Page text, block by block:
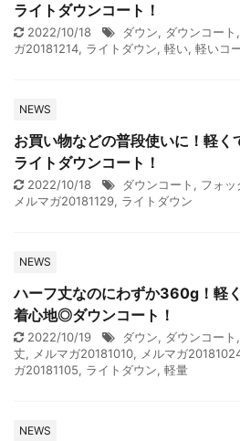
ライトダウンコート！
2022/10/18 ダウン, ダウンコート ,
ガ20181214, ライトダウン, 軽い, 軽いコ
NEWS
お買い物などの普段使いに！軽く
ライトダウンコート！
2022/10/18 ダウンコート , フォッ
メルマガ20181129, ライトダウン
NEWS
ハーフ丈なのにわずか360g！軽
着心地◎ダウンコート！
2022/10/19 ダウン, ダウンコート ,
丈, メルマガ20181010, メルマガ
ガ20181105, ライトダウン, 軽量
NEWS